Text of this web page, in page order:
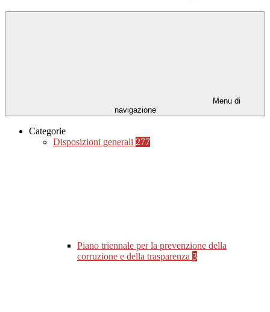
Menu di
navigazione
Categorie
Disposizioni generali 277
Piano triennale per la prevenzione della
corruzione e della trasparenza 3